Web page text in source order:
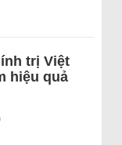
trị Việt
hiệu quả